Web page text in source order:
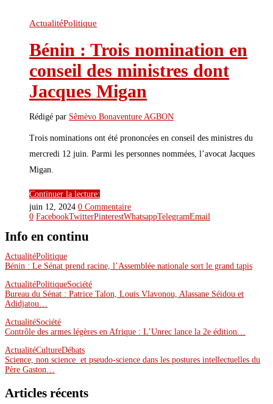
ActualitéPolitique
Bénin : Trois nomination en
conseil des ministres dont
Jacques Migan
Rédigé par Sêmèvo Bonaventure AGBON
Trois nominations ont été prononcées en conseil des ministres du
mercredi 12 juin. Parmi les personnes nommées, l’avocat Jacques
Migan.
Continuer la lecture:
juin 12, 2024 0 Commentaire
0 FacebookTwitterPinterestWhatsappTelegramEmail
Info en continu
ActualitéPolitique
Bénin : Le Sénat prend racine, l’Assemblée nationale sort le grand tapis
ActualitéPolitiqueSociété
Bureau du Sénat : Patrice Talon, Louis Vlavonou, Alassane Séidou et
Adidjatou…
ActualitéSociété
Contrôle des armes légères en Afrique : L’Unrec lance la 2e édition…
ActualitéCultureDébats
Science, non science et pseudo-science dans les postures intellectuelles du
Père Gaston…
Articles récents